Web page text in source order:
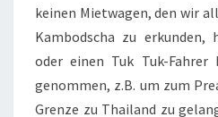
keinen Mietwagen, den wir
Kambodscha zu erkunden,
oder einen Tuk Tuk-Fahrer
genommen, z.B. um zum
Grenze zu Thailand zu